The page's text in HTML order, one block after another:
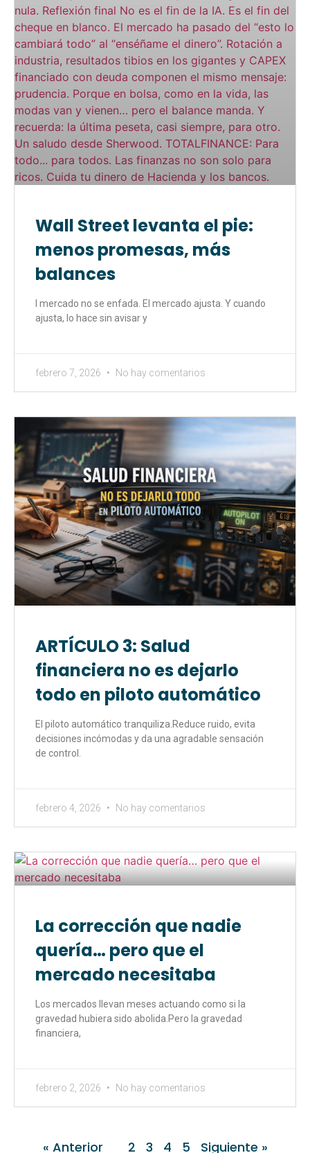
Wall Street levanta el pie:
menos promesas, más
balances
l mercado no se enfada. El mercado ajusta. Y cuando
ajusta, lo hace sin avisar y
febrero 7, 2026 No hay comentarios
ARTÍCULO 3: Salud
financiera no es dejarlo
todo en piloto automático
El piloto automático tranquiliza.Reduce ruido, evita
decisiones incómodas y da una agradable sensación
de control.
febrero 4, 2026 No hay comentarios
La corrección que nadie
quería… pero que el
mercado necesitaba
Los mercados llevan meses actuando como si la
gravedad hubiera sido abolida.Pero la gravedad
financiera,
febrero 2, 2026 No hay comentarios
« Anterior 2 3 4 5 Siguiente »